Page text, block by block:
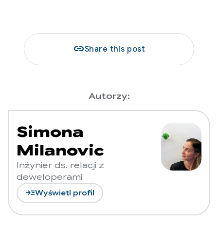
linkShare this post
Autorzy:
Simona
Milanovic
Inżynier ds. relacji z
deweloperami
read_moreWyświetl profil